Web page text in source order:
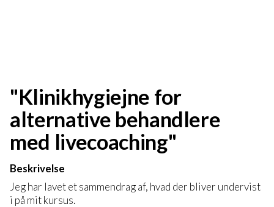
"Klinikhygiejne for
alternative behandlere
med livecoaching"
Beskrivelse
Jeg har lavet et sammendrag af, hvad der bliver undervist
i på mit kursus.